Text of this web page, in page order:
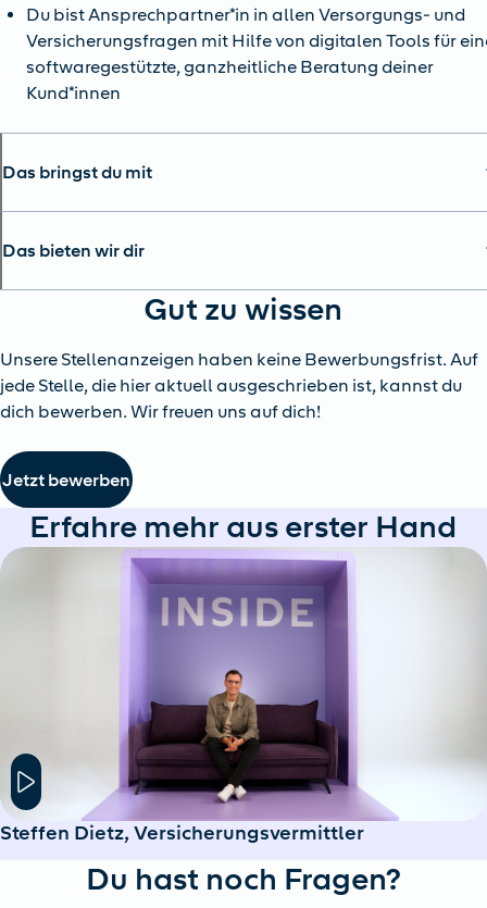
Du bist Ansprechpartner*in in allen Versorgungs- und
Versicherungsfragen mit Hilfe von digitalen Tools für
softwaregestützte, ganzheitliche Beratung deiner
Kund*innen
Das bringst du mit
Das bieten wir dir
Gut zu wissen
Unsere Stellenanzeigen haben keine Bewerbungsfrist. Auf
jede Stelle, die hier aktuell ausgeschrieben ist, kannst du
dich bewerben. Wir freuen uns auf dich!
Jetzt bewerben
Erfahre mehr aus erster Hand
Hier klicken um das Modal Fenster zu öffnen
Steffen Dietz, Versicherungsvermittler
Du hast noch Fragen?